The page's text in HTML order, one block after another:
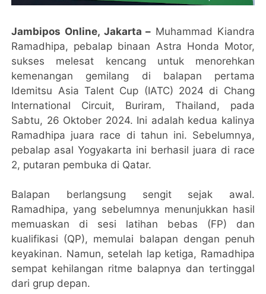
Jambipos Online, Jakarta – Muhammad Kiandra
Ramadhipa, pebalap binaan Astra Honda Motor,
sukses melesat kencang untuk menorehkan
kemenangan gemilang di balapan pertama
Idemitsu Asia Talent Cup (IATC) 2024 di Chang
International Circuit, Buriram, Thailand, pada
Sabtu, 26 Oktober 2024. Ini adalah kedua kalinya
Ramadhipa juara race di tahun ini. Sebelumnya,
pebalap asal Yogyakarta ini berhasil juara di race
2, putaran pembuka di Qatar.
Balapan berlangsung sengit sejak awal.
Ramadhipa, yang sebelumnya menunjukkan hasil
memuaskan di sesi latihan bebas (FP) dan
kualifikasi (QP), memulai balapan dengan penuh
keyakinan. Namun, setelah lap ketiga, Ramadhipa
sempat kehilangan ritme balapnya dan tertinggal
dari grup depan.